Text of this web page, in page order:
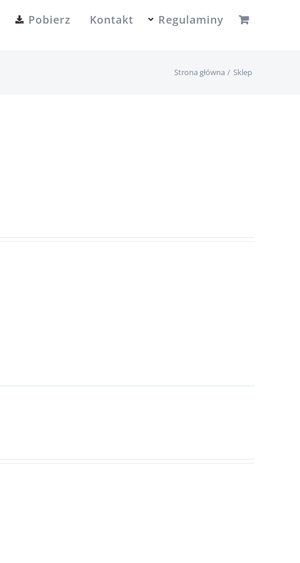
Pobierz Kontakt Regulaminy
Strona główna Sklep